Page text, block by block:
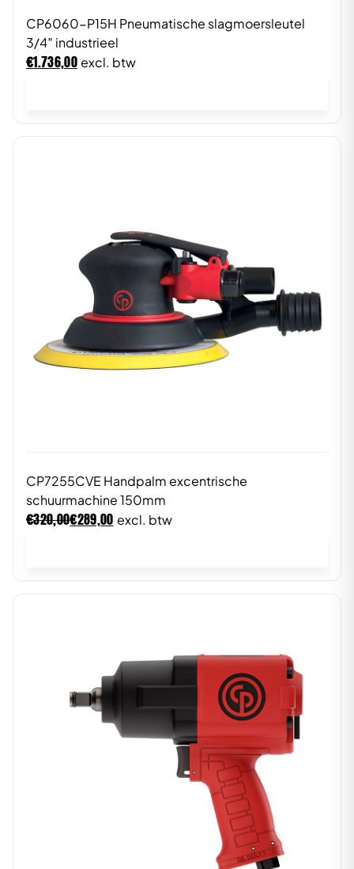
CP6060-P15H Pneumatische slagmoersleutel
3/4″ industrieel
€1.736,00 excl. btw
CP7255CVE Handpalm excentrische
schuurmachine 150mm
€320,00€289,00 excl. btw